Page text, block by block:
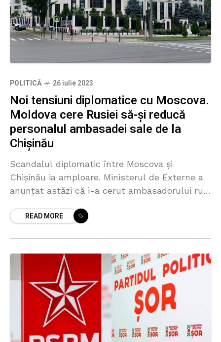
POLITICĂ 26 iulie 2023
Noi tensiuni diplomatice cu Moscova.
Moldova cere Rusiei să-și reducă
personalul ambasadei sale de la
Chișinău
Scandalul diplomatic între Moscova și
Chișinău ia amploare. Ministerul de Externe a
anunțat astăzi că i-a cerut ambasadorului rus
ambasadei, deoarece aceștia ar acționa
READ MORE